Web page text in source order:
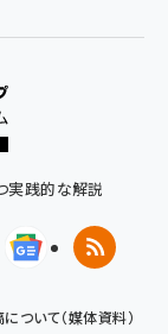
実践的な解説
Googleニュ
RSS
ついて（媒体資料）